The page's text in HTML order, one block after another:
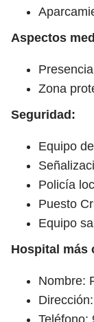
Aspectos
Zona
Seguridad:
Equipo
Policía
Puesto
Equipo
Hospital más
Nombre:
Teléfono: